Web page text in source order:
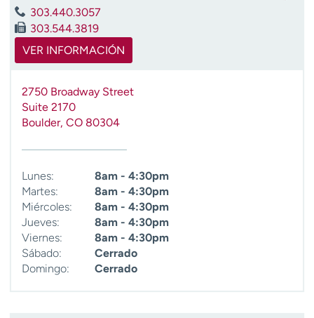
303.440.3057
303.544.3819
VER INFORMACIÓN
2750 Broadway Street
Suite 2170
Boulder, CO 80304
Lunes:
8am - 4:30pm
Martes:
8am - 4:30pm
Miércoles:
8am - 4:30pm
Jueves:
8am - 4:30pm
Viernes:
8am - 4:30pm
Sábado:
Cerrado
Domingo:
Cerrado